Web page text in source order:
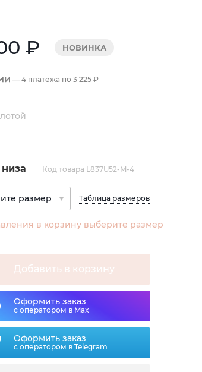
₽ НОВИНКА
— 4 платежа по 3 225 ₽
Код товара L837U52-M-4
Таблица размеров
в корзину выберите размер
Добавить в корзину
Оформить заказ
с оператором в Max
Оформить заказ
с оператором в Telegram